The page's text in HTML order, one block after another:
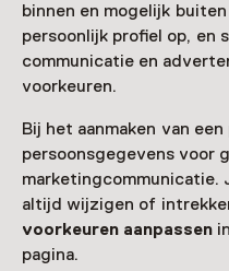
binnen en mogelijk
persoonlijk profiel op, en
communicatie en
voorkeuren.
Bij het aanmaken van
persoonsgegevens voor
marketingcommunicatie.
altijd wijzigen of
voorkeuren aanpassen
pagina.
Oud-Hollandse
Wekelijks op
11 tot 16 uur
Voor 5 t/m 12 jaar